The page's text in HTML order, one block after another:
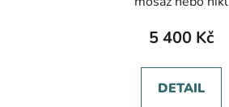
5 400 Kč
DETAIL